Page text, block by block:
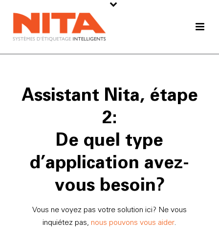
Assistant Nita, étape
2:
De quel type
d’application avez-
vous besoin?
Vous ne voyez pas votre solution ici? Ne vous
inquiétez pas, nous pouvons vous aider.